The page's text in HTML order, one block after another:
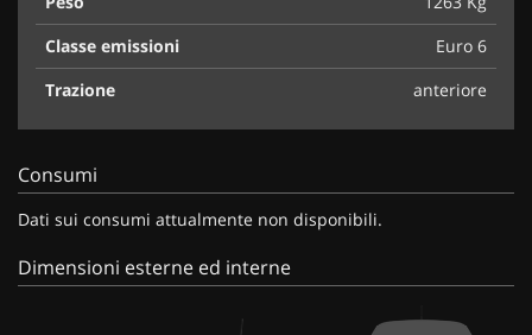
Classe emissioni
Euro 6
Trazione
anteriore
Consumi
Dati sui consumi attualmente non disponibili.
Dimensioni esterne ed interne